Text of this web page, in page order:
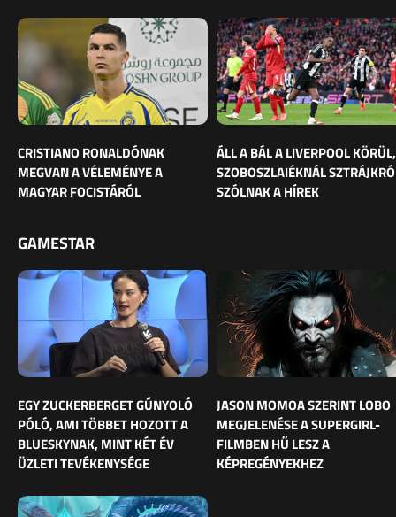
CRISTIANO RONALDÓNAK
MEGVAN A VÉLEMÉNYE A
MAGYAR FOCISTÁRÓL
ÁLL A BÁL A LIVERPOOL KÖRÜL,
SZOBOSZLAIÉKNÁL
SZÓLNAK A HÍREK
GAMESTAR
EGY ZUCKERBERGET GÚNYOLÓ
PÓLÓ, AMI TÖBBET HOZOTT A
BLUESKYNAK, MINT KÉT ÉV
ÜZLETI TEVÉKENYSÉGE
JASON MOMOA SZERINT LOBO
MEGJELENÉSE A SUPERGIRL-
FILMBEN HŰ LESZ A
KÉPREGÉNYEKHEZ